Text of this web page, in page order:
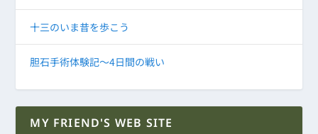
十三のいま昔を歩こう
胆石手術体験記～4日間の戦い
MY FRIEND'S WEB SITE